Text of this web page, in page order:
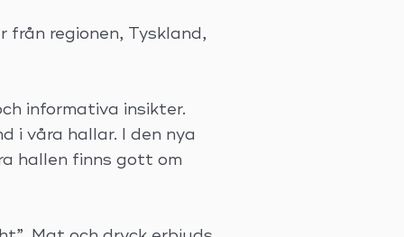
regionen, Tyskland,
informativa insikter.
i våra hallar. I den nya
hallen finns gott om